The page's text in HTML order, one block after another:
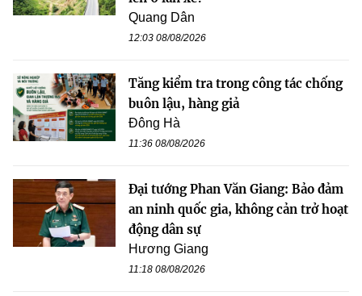
Quang Dân
12:03 08/08/2026
Tăng kiểm tra trong công tác chống
buôn lậu, hàng giả
Đông Hà
11:36 08/08/2026
Đại tướng Phan Văn Giang: Bảo đảm
an ninh quốc gia, không cản trở hoạt
động dân sự
Hương Giang
11:18 08/08/2026